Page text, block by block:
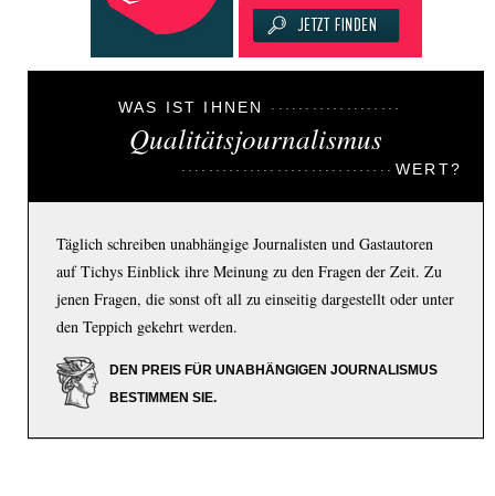
WAS IST IHNEN
Qualitätsjournalismus
WERT?
Täglich schreiben unabhängige Journalisten und Gastautoren
auf Tichys Einblick ihre Meinung zu den Fragen der Zeit. Zu
jenen Fragen, die sonst oft all zu einseitig dargestellt oder unter
den Teppich gekehrt werden.
DEN PREIS FÜR UNABHÄNGIGEN JOURNALISMUS
BESTIMMEN SIE.